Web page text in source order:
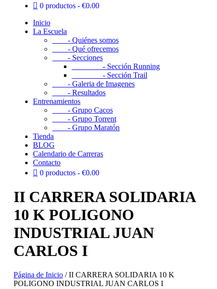
0 productos
€0.00
Inicio
La Escuela
- Quiénes somos
- Qué ofrecemos
- Secciones
- Sección Running
- Sección Trail
- Galeria de Imagenes
- Resultados
Entrenamientos
- Grupo Cacos
- Grupo Torrent
- Grupo Maratón
Tienda
BLOG
Calendario de Carreras
Contacto
0 productos
€0.00
II CARRERA SOLIDARIA
10 K POLIGONO
INDUSTRIAL JUAN
CARLOS I
Página de Inicio /II CARRERA SOLIDARIA 10 K
POLIGONO INDUSTRIAL JUAN CARLOS I